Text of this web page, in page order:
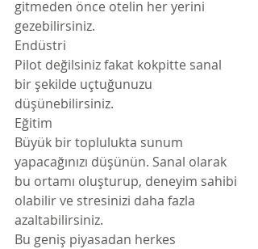
gitmeden önce otelin her yerini
gezebilirsiniz.
Endüstri
Pilot değilsiniz fakat kokpitte sanal
bir şekilde uçtuğunuzu
düşünebilirsiniz.
Eğitim
Büyük bir toplulukta sunum
yapacağınızı düşünün. Sanal olarak
bu ortamı oluşturup, deneyim sahibi
olabilir ve stresinizi daha fazla
azaltabilirsiniz.
Bu geniş piyasadan herkes